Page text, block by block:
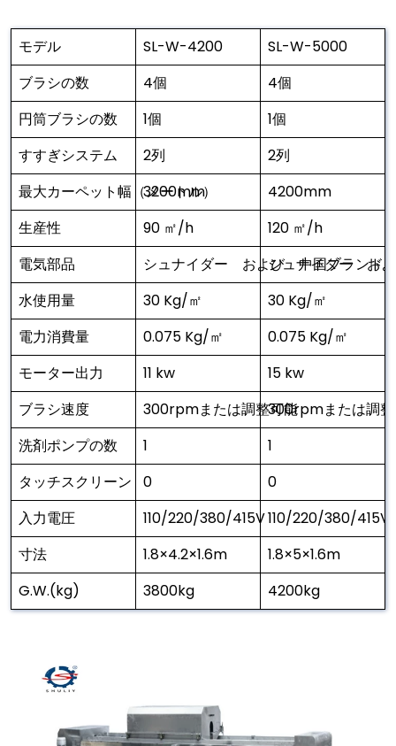
モデル SL-W-4200
SL-W-5000
ブラシの数
4個
4個
円筒ブラシの数
1個
1個
すすぎシステム
2列
2列
最大カーペット幅（メートル）
3200mm
4200mm
生産性
90 ㎡/h
120 ㎡/h
電気部品
シュナイダー および 中国ブランド
シュナイダー お
水使用量
30 Kg/㎡
30 Kg/㎡
電力消費量
0.075 Kg/㎡
0.075 Kg/㎡
モーター出力
11 kw
15 kw
ブラシ速度
300rpmまたは調整可能300rpmまたは調
洗剤ポンプの数
1
1
タッチスクリーン
0
0
入力電圧
110/220/380/415V110/220/380/415V
寸法
1.8×4.2×1.6m
1.8×5×1.6m
G.W.(kg)
3800kg 4200kg